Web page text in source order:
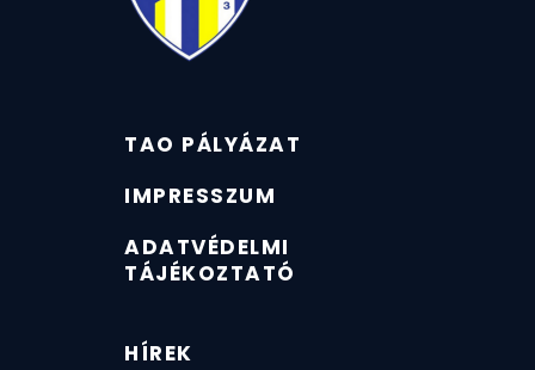
TAO PÁLYÁZAT
IMPRESSZUM
ADATVÉDELMI
TÁJÉKOZTATÓ
HÍREK